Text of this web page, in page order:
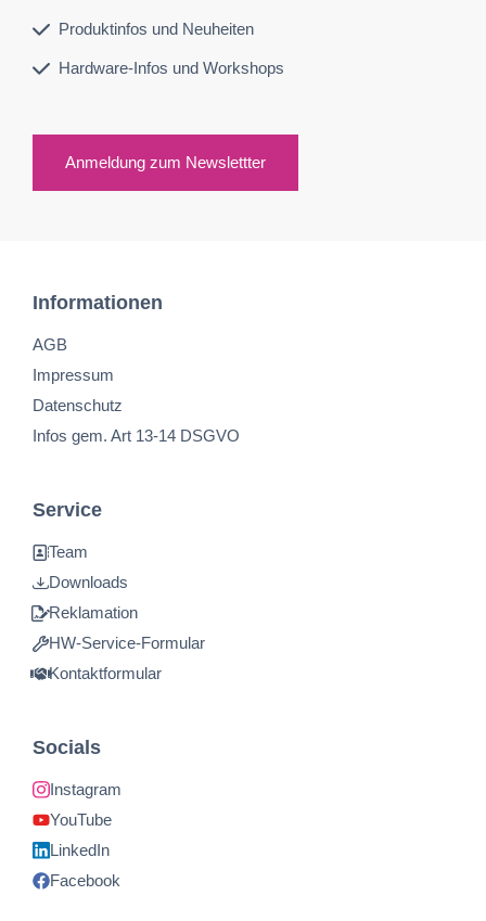
Produktinfos und Neuheiten
Hardware-Infos und Workshops
Anmeldung zum Newslettter
Informationen
AGB
Impressum
Datenschutz
Infos gem. Art 13-14 DSGVO
Service
Team
Downloads
Reklamation
HW-Service-Formular
Kontaktformular
Socials
Instagram
YouTube
LinkedIn
Facebook